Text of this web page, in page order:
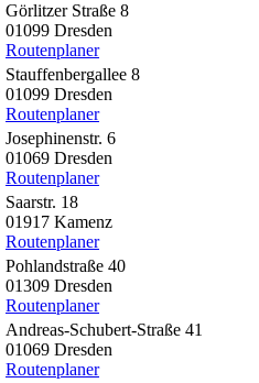
Görlitzer Straße 8
01099 Dresden
Routenplaner
Stauffenbergallee 8
01099 Dresden
Routenplaner
Josephinenstr. 6
01069 Dresden
Routenplaner
Saarstr. 18
01917 Kamenz
Routenplaner
Pohlandstraße 40
01309 Dresden
Routenplaner
Andreas-Schubert-Straße 41
01069 Dresden
Routenplaner